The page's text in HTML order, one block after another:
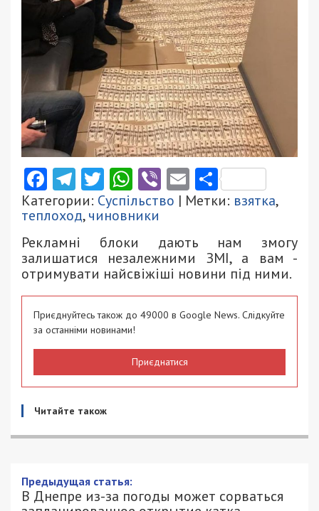
Facebook
Telegram
Twitter
WhatsApp
ViberEmail
Категории: Суспільство | Метки: взятка,
теплоход,чиновники
Рекламні блоки дають нам змогу
залишатися незалежними ЗМІ, а вам -
отримувати найсвіжіші новини під ними.
Приєднуйтесь також до 49000 в Google News. Слідкуйте
за останніми новинами!
Приєднатися
Читайте також
Предыдущая статья:
В Днепре из-за погоды может сорваться